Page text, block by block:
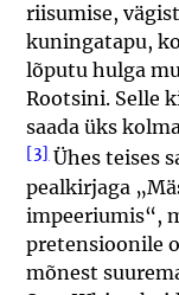
riisumise,
kuningatapu,
lõputu hulga
Rootsini. Selle
saada üks
[3]Ühes teises
pealkirjaga
impeeriumis“,
pretensioonile
mõnest